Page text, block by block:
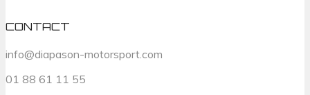
CONTACT
info@diapason-motorsport.com
01 88 61 11 55